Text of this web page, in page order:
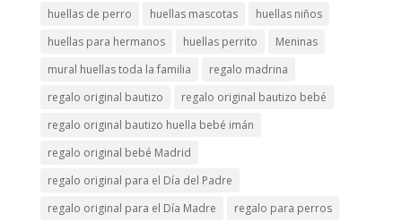
huellas de perro
huellas mascotas
huellas niños
huellas para hermanos
huellas perrito
Meninas
mural huellas toda la familia
regalo madrina
regalo original bautizo
regalo original bautizo bebé
regalo original bautizo huella bebé imán
regalo original bebé Madrid
regalo original para el Día del Padre
regalo original para el Día Madre
regalo para perros